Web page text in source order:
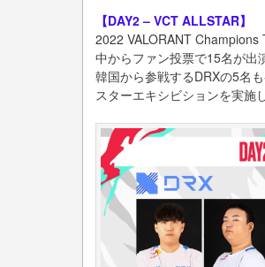
【DAY2 – VCT ALLSTAR】
2022 VALORANT
中からファン投票で15名が出
韓国から参戦するDRXの5名
スターエキシビションを実施